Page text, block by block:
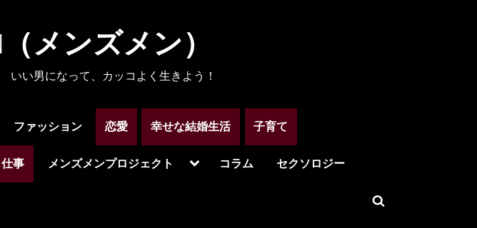
メンズメン）
いい男になって、カッコよく生きよう！
ファッション 恋愛 幸せな結婚生活 子育て
仕事 メンズメンプロジェクト
Toggleコラム セクソロジー
Toggle